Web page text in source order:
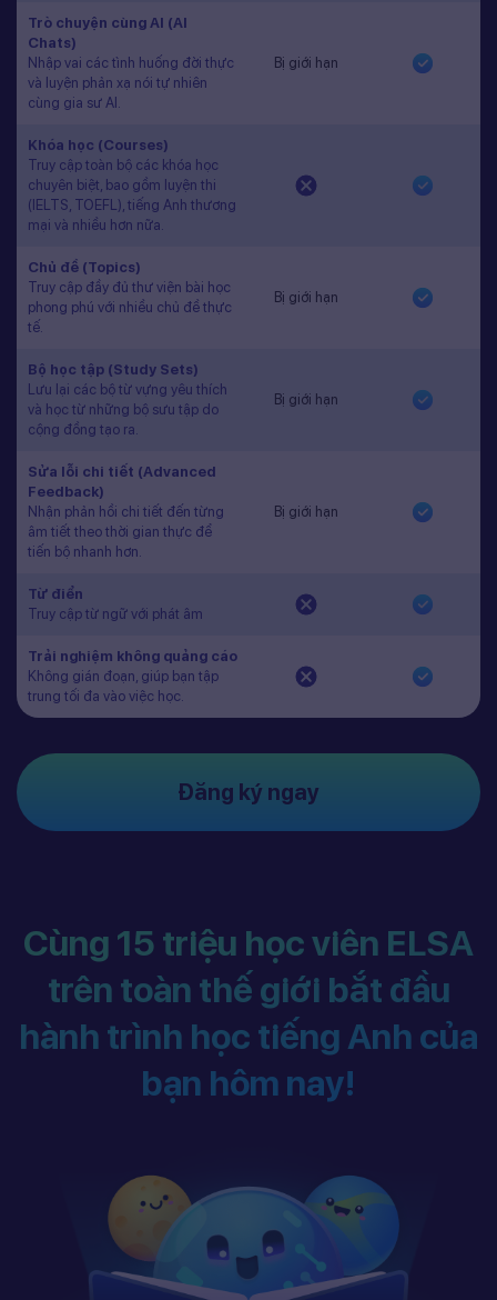
Trò chuyện cùng AI (AI
Chats)
Nhập vai các tình huống đời thực
và luyện phản xạ nói tự nhiên
cùng gia sư AI.
Bị giới hạn
Khóa học (Courses)
Truy cập toàn bộ các khóa học
chuyên biệt, bao gồm luyện thi
(IELTS, TOEFL), tiếng Anh thương
mại và nhiều hơn nữa.
Chủ đề (Topics)
Truy cập đầy đủ thư viện bài học
phong phú với nhiều chủ đề thực
tế.
Bị giới hạn
Bộ học tập (Study Sets)
Lưu lại các bộ từ vựng yêu thích
và học từ những bộ sưu tập do
cộng đồng tạo ra.
Bị giới hạn
Sửa lỗi chi tiết (Advanced
Feedback)
Nhận phản hồi chi tiết đến từng
âm tiết theo thời gian thực để
tiến bộ nhanh hơn.
Bị giới hạn
Từ điển
Truy cập từ ngữ với phát âm
Trải nghiệm không quảng cáo
Không gián đoạn, giúp bạn tập
trung tối đa vào việc học.
Đăng ký ngay
Cùng 15 triệu học viên ELSA
trên toàn thế giới bắt đầu
hành trình học tiếng Anh của
bạn hôm nay!